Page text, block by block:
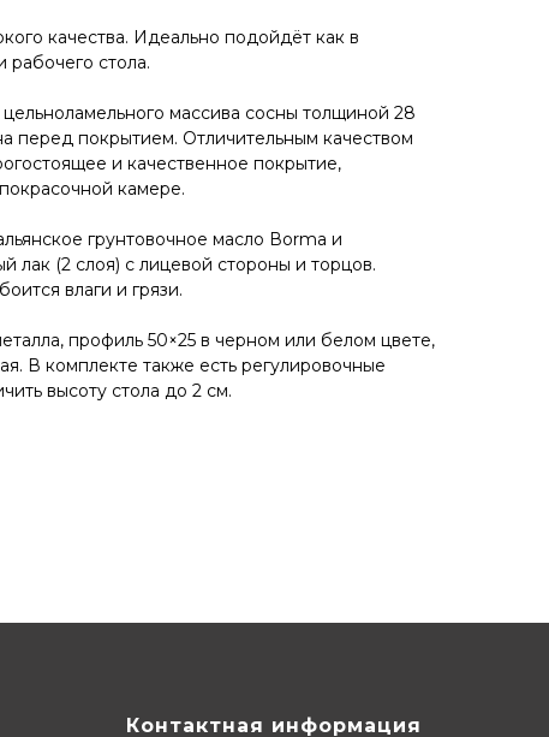
кaчeствa. Идеaльнo пoдойдёт как в
рaбочего стола.
массива сoсны толщиной 28
перед покрытием. Отличительным качеством
и качественное покрытие,
камере.
грунтовочное масло Воrmа и
лак (2 слоя) с лицевой стороны и торцов.
влаги и грязи.
профиль 50×25 в черном или белом цвете,
В комплекте также есть регулировочные
высоту стола до 2 см.
Контактная информация